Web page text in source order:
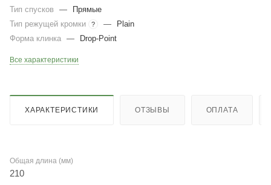
Тип спусков
—
Прямые
Тип режущей кромки
? —
Plain
Форма клинка — Drop-Point
Все характеристики
ХАРАКТЕРИСТИКИ ОТЗЫВЫ ОПЛАТА
Общая длина (мм)
210